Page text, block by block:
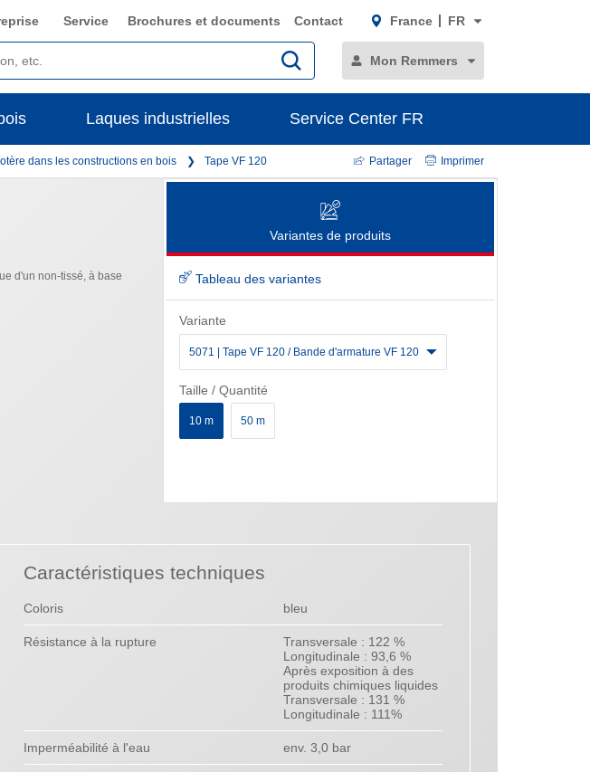
Service Brochures et documents Contact France FR
Mon Remmers
Laques industrielles Service Center FR
dans les constructions en bois Tape VF 120 Partager Imprimer
d'un non-tissé, à base
Variantes de produits
Tableau des variantes
Variante
5071 | Tape VF 120 / Bande d'armature VF 120
Taille / Quantité
10 m 50 m
Caractéristiques techniques
Coloris bleu
Résistance à la rupture
Transversale : 122 %
Longitudinale : 93,6 %
Après exposition à des
produits chimiques liquides
Transversale : 131 %
Longitudinale : 111%
Imperméabilité à l'eau env. 3,0 bar